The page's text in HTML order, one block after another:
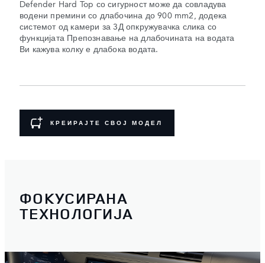
Defender Hard Top со сигурност може да совладува
водени премини со длабочина до 900 mm2, додека
системот од камери за 3Д опкружувачка слика со
функцијата Препознавање на длабочината на водата
Ви кажува колку е длабока водата.
КРЕИРАЈТЕ СВОЈ МОДЕЛ
ФОКУСИРАНА
ТЕХНОЛОГИЈА